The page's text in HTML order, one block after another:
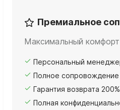
Премиальное
Максимальный комфорт
Персональный
Полное
Гарантия возврата 200%
Полная